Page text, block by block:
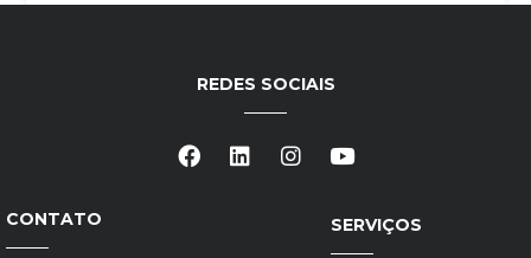
SERVIÇOS
CONTATO
REDES SOCIAIS